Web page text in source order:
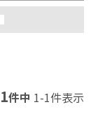
1件中 1-1件表示